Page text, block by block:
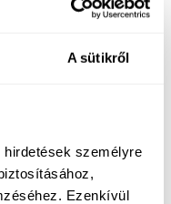
A sütikről
személyre
Ezenkívül
Képességfejlesztő
elolvasható itt–
08.13. és 08.27.
esetén kérjük a